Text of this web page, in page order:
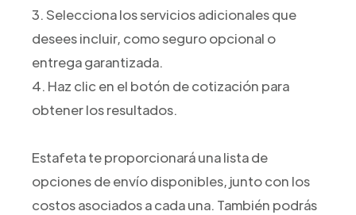
3. Selecciona los servicios adicionales que
desees incluir, como seguro opcional o
entrega garantizada.
4. Haz clic en el botón de cotización para
obtener los resultados.
Estafeta te proporcionará una lista de
opciones de envío disponibles, junto con los
costos asociados a cada una. También podrás